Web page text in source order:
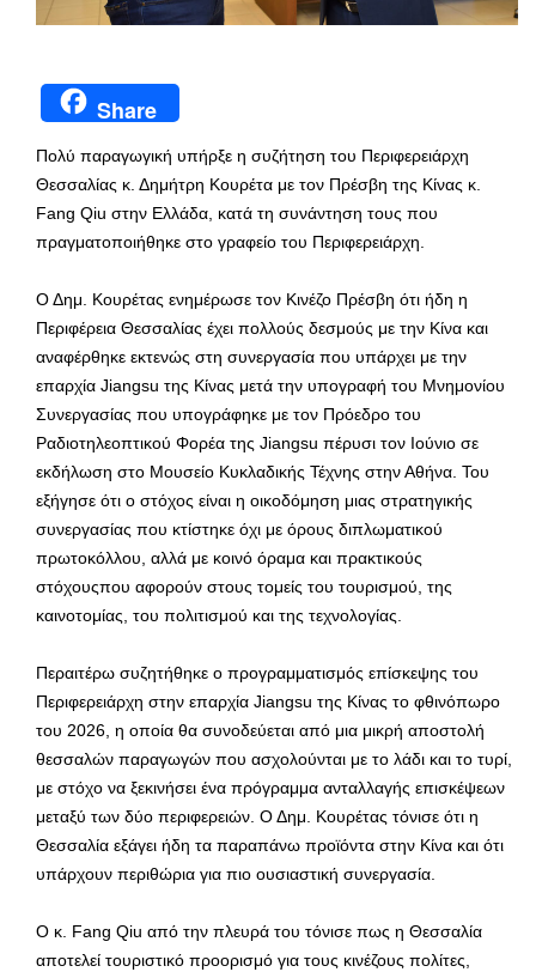
Share
Πολύ παραγωγική υπήρξε η συζήτηση του Περιφερειάρχη
Θεσσαλίας κ. Δημήτρη Κουρέτα με τον Πρέσβη της Κίνας κ.
Fang Qiu στην Ελλάδα, κατά τη συνάντηση τους που
πραγματοποιήθηκε στο γραφείο του Περιφερειάρχη.
Ο Δημ. Κουρέτας ενημέρωσε τον Κινέζο Πρέσβη ότι ήδη η
Περιφέρεια Θεσσαλίας έχει πολλούς δεσμούς με την Κίνα και
αναφέρθηκε εκτενώς στη συνεργασία που υπάρχει με την
επαρχία Jiangsu της Κίνας μετά την υπογραφή του Μνημονίου
Συνεργασίας που υπογράφηκε με τον Πρόεδρο του
Ραδιοτηλεοπτικού Φορέα της Jiangsu πέρυσι τον Ιούνιο σε
εκδήλωση στο Μουσείο Κυκλαδικής Τέχνης στην Αθήνα. Του
εξήγησε ότι ο στόχος είναι η οικοδόμηση μιας στρατηγικής
συνεργασίας που κτίστηκε όχι με όρους διπλωματικού
πρωτοκόλλου, αλλά με κοινό όραμα και πρακτικούς
στόχουςπου αφορούν στους τομείς του τουρισμού, της
καινοτομίας, του πολιτισμού και της τεχνολογίας.
Περαιτέρω συζητήθηκε ο προγραμματισμός επίσκεψης του
Περιφερειάρχη στην επαρχία Jiangsu της Κίνας το φθινόπωρο
του 2026, η οποία θα συνοδεύεται από μια μικρή αποστολή
θεσσαλών παραγωγών που ασχολούνται με το λάδι και το τυρί,
με στόχο να ξεκινήσει ένα πρόγραμμα ανταλλαγής επισκέψεων
μεταξύ των δύο περιφερειών. Ο Δημ. Κουρέτας τόνισε ότι η
Θεσσαλία εξάγει ήδη τα παραπάνω προϊόντα στην Κίνα και ότι
υπάρχουν περιθώρια για πιο ουσιαστική συνεργασία.
Ο κ. Fang Qiu από την πλευρά του τόνισε πως η Θεσσαλία
αποτελεί τουριστικό προορισμό για τους κινέζους πολίτες,